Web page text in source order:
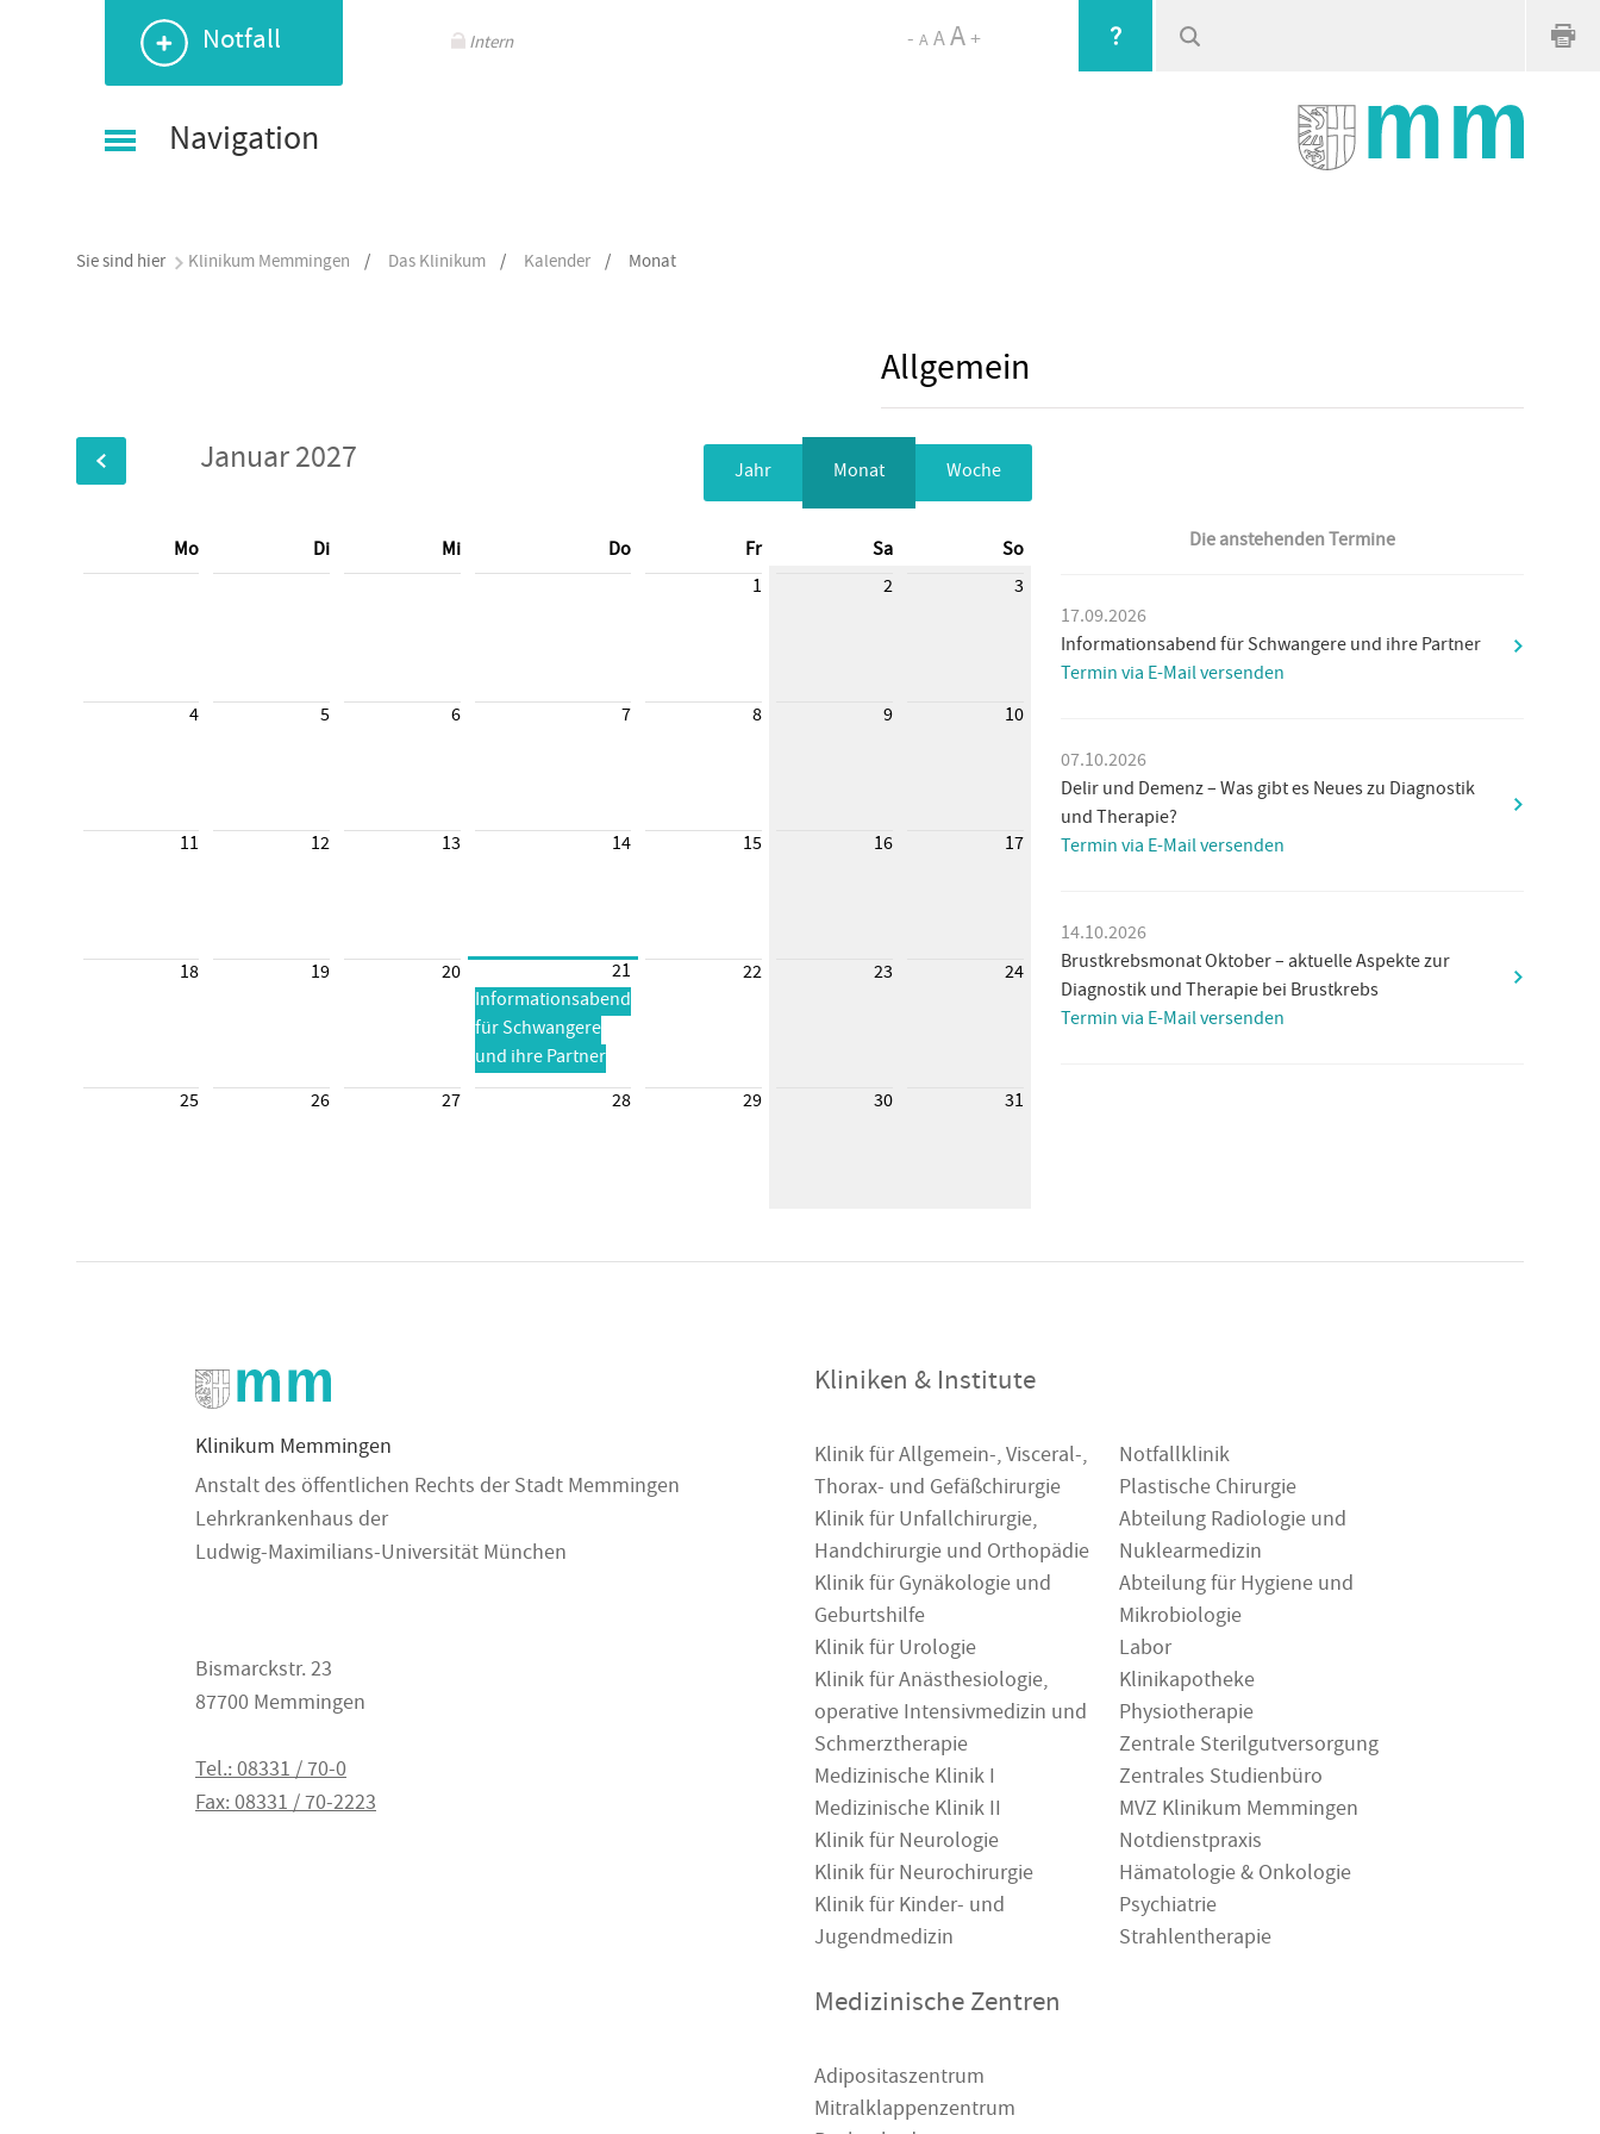
Notfall
Navigation
- AAA+
Intern
Sie sind hier Klinikum Memmingen / Das Klinikum / Kalender / Monat
Seitenauswahl
Allgemein
Januar 2027 Jahr Monat Woche
Mo Di Mi Do Fr Sa
So
1
2 3
4 5 6 7 8 9 10
11 12 13 14 15 16 17
18 19 20
21
Informationsabend
für Schwangere
und ihre Partner
22 23 24
25 26 27 28 29 30 31
Die anstehenden Termine
17.09.2026
Informationsabend für Schwangere und ihre Partner
Termin via E-Mail versenden
07.10.2026
Delir und Demenz – Was gibt es Neues zu Diagnostik
und Therapie?
Termin via E-Mail versenden
14.10.2026
Brustkrebsmonat Oktober – aktuelle Aspekte zur
Diagnostik und Therapie bei Brustkrebs
Termin via E-Mail versenden
Klinikum Memmingen
Anstalt des öffentlichen Rechts der Stadt Memmingen
Lehrkrankenhaus der
Ludwig-Maximilians-Universität München
Bismarckstr. 23
87700 Memmingen
Tel.: 08331 / 70-0
Fax: 08331 / 70-2223
Kliniken & Institute
Klinik für Allgemein-, Visceral-,
Thorax- und Gefäßchirurgie
Klinik für Unfallchirurgie,
Handchirurgie und Orthopädie
Klinik für Gynäkologie und
Geburtshilfe
Klinik für Urologie
Klinik für Anästhesiologie,
operative Intensivmedizin und
Schmerztherapie
Medizinische Klinik I
Medizinische Klinik II
Klinik für Neurologie
Klinik für Neurochirurgie
Klinik für Kinder- und
Jugendmedizin
Notfallklinik
Plastische Chirurgie
Abteilung Radiologie und
Nuklearmedizin
Abteilung für Hygiene und
Mikrobiologie
Labor
Klinikapotheke
Physiotherapie
Zentrale Sterilgutversorgung
Zentrales Studienbüro
MVZ Klinikum Memmingen
Notdienstpraxis
Hämatologie & Onkologie
Psychiatrie
Strahlentherapie
Medizinische Zentren
Adipositaszentrum
Mitralklappenzentrum